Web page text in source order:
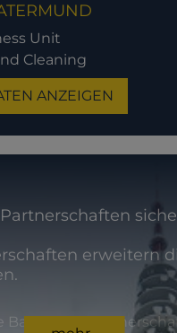
Unit
Cleaning
ANZEIGEN
erweitern
Basis jeder